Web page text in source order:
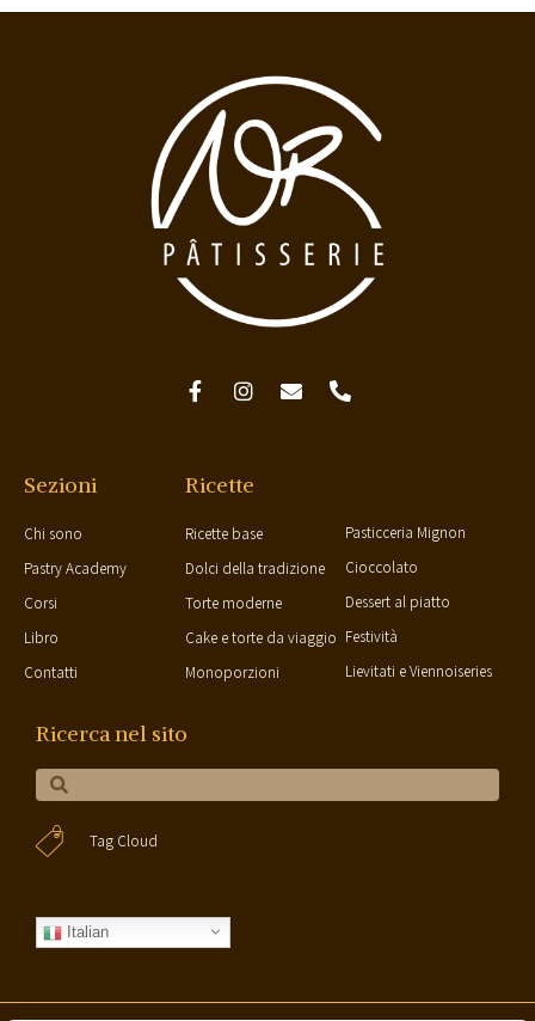
Sezioni
Chi sono
Pastry Academy
Corsi
Libro
Contatti
Ricette
Ricette base
Dolci della tradizione
Torte moderne
Cake e torte da viaggio
Monoporzioni
Pasticceria Mignon
Cioccolato
Dessert al piatto
Festività
Lievitati e Viennoiseries
Ricerca nel sito
Tag Cloud
Italian